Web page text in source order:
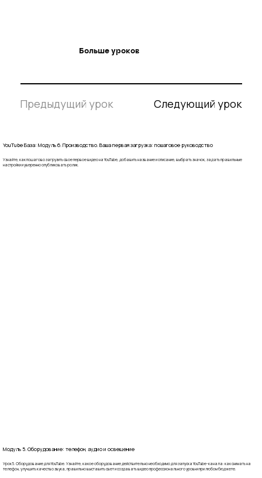
Предыдущий урок Следующий урок
Больше уроков
YouTube База: Модуль 6. Производство. Ваша первая загрузка: пошаговое руководство
Узнайте, как пошагово загрузить свое первое видео на YouTube, добавить название и описание, выбрать значок, задать правильные
настройки и уверенно опубликовать ролик.
Модуль 5. Оборудование: телефон, аудио и освещение
Урок 5. Оборудование для YouTube. Узнайте, какое оборудование действительно необходимо для запуска YouTube-канала: как снимать на
телефон, улучшить качество звука, правильно выставить свет и создавать видео профессионального уровня при любом бюджете.